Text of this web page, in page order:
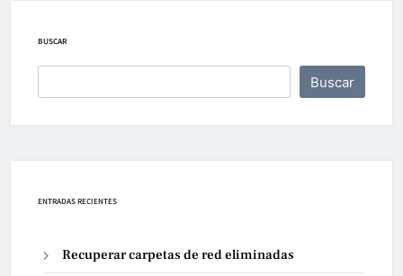
BUSCAR
Buscar
ENTRADAS RECIENTES
Recuperar carpetas de red eliminadas